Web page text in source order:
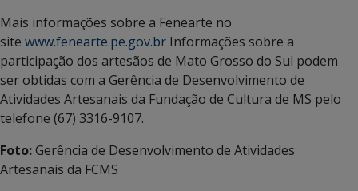
Mais informações sobre a Fenearte no
site www.fenearte.pe.gov.br Informações sobre a
participação dos artesãos de Mato Grosso do Sul podem
ser obtidas com a Gerência de Desenvolvimento de
Atividades Artesanais da Fundação de Cultura de MS pelo
telefone (67) 3316-9107.
Foto:Gerência de Desenvolvimento de Atividades
Artesanais da FCMS